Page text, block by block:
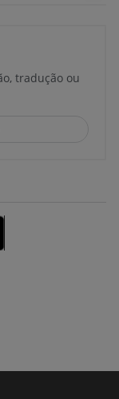
tradução ou